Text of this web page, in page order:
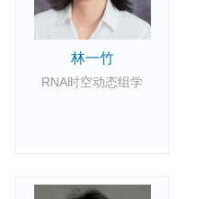
林一竹
RNA时空动态组学